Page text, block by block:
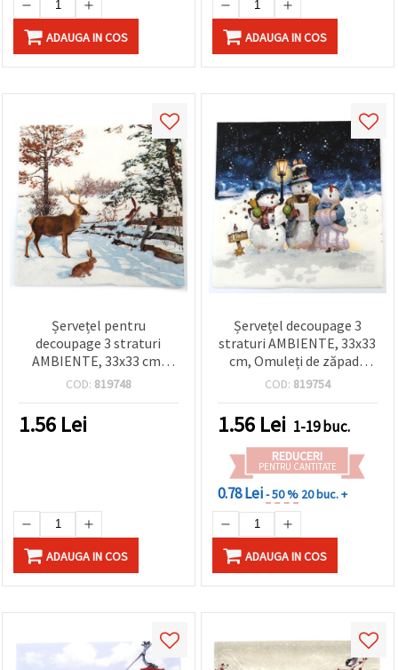
ADAUGA IN COS ADAUGA IN COS
Șervețel pentru
decoupage 3 straturi
AMBIENTE, 33x33 cm,
Conversație de seară de
COD: 819748
1.56 Lei
ADAUGA IN COS
Șervețel decoupage 3
straturi AMBIENTE, 33x33
cm, Omuleți de zăpadă
cântători - 1 buc.
COD: 819754
1.56 Lei 1-19 buc.
REDUCERI
PENTRU CANTITATE
0.78 Lei- 50 % 20 buc. +
ADAUGA IN COS